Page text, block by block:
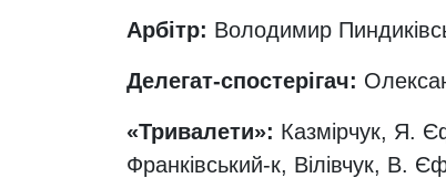
Арбітр: Володимир
Делегат-спостерігач:
«Тривалети»: Казмірчук, Я.
Франківський-к, Вілівчук, В.